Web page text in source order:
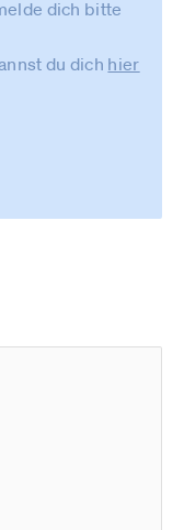
dich bitte
du dich hier